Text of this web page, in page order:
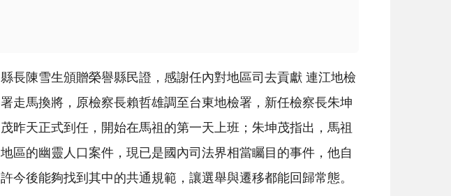
縣長陳雪生頒贈榮譽縣民證，感謝任內對地區司去貢獻 連江地檢
署走馬換將，原檢察長賴哲雄調至台東地檢署，新任檢察長朱坤
茂昨天正式到任，開始在馬祖的第一天上班；朱坤茂指出，馬祖
地區的幽靈人口案件，現已是國內司法界相當矚目的事件，他自
許今後能夠找到其中的共通規範，讓選舉與遷移都能回歸常態。